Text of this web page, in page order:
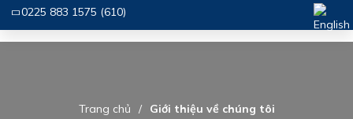
0225 883 1575 (610)
Trang chủ Giới thiệu về chúng tôi